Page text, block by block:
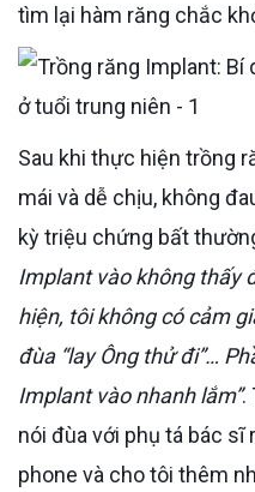
tìm lại hàm răng chắc
Sau khi thực hiện trồng răng Implant, Ông thấy thoải
mái và dễ chịu, không
kỳ triệu chứng bất
Implant vào không thấy
hiện, tôi không có cảm
đùa “lay Ông thử đi”…
Implant vào nhanh lắm”.
nói đùa với phụ tá bác sĩ
phone và cho tôi thêm